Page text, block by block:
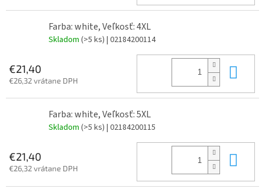
Farba: white, Veľkosť: 4XL
Skladom (>5 ks) | 02184200114
€21,40
€26,32 vrátane DPH
Farba: white, Veľkosť: 5XL
Skladom (>5 ks) | 02184200115
€21,40
€26,32 vrátane DPH